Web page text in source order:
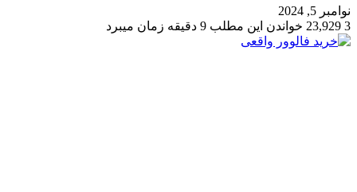
نوامبر 5, 2024
3
خواندن این مطلب 9 دقیقه زمان میبرد